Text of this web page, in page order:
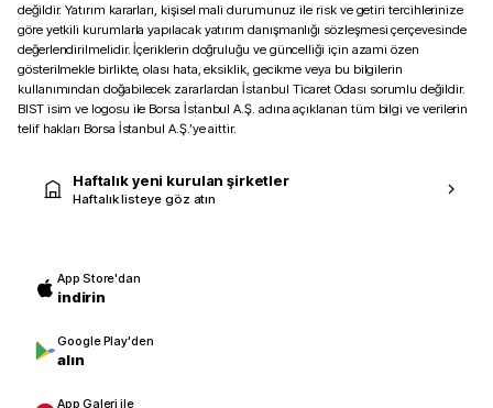
değildir. Yatırım kararları, kişisel mali durumunuz ile risk ve getiri tercihlerinize
göre yetkili kurumlarla yapılacak yatırım danışmanlığı sözleşmesi çerçevesinde
değerlendirilmelidir. İçeriklerin doğruluğu ve güncelliği için azami özen
gösterilmekle birlikte, olası hata, eksiklik, gecikme veya bu bilgilerin
kullanımından doğabilecek zararlardan İstanbul Ticaret Odası sorumlu değildir.
BIST isim ve logosu ile Borsa İstanbul A.Ş. adına açıklanan tüm bilgi ve verilerin
telif hakları Borsa İstanbul A.Ş.’ye aittir.
Haftalık yeni kurulan şirketler
Haftalık listeye göz atın
App Store'dan
indirin
Google Play'den
alın
App Galeri ile